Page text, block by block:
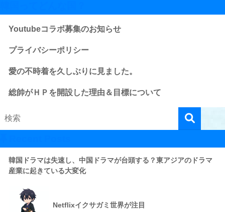
Youtubeコラボ募集のお知らせ
プライバシーポリシー
愛の不時着を久しぶりに見ました。
総帥がＨＰを開設した理由＆目標について
韓国ドラマは失速し、中国ドラマが台頭する？東アジアのドラマ
産業に起きている大変化
Netflixイクサガミ世界が注目